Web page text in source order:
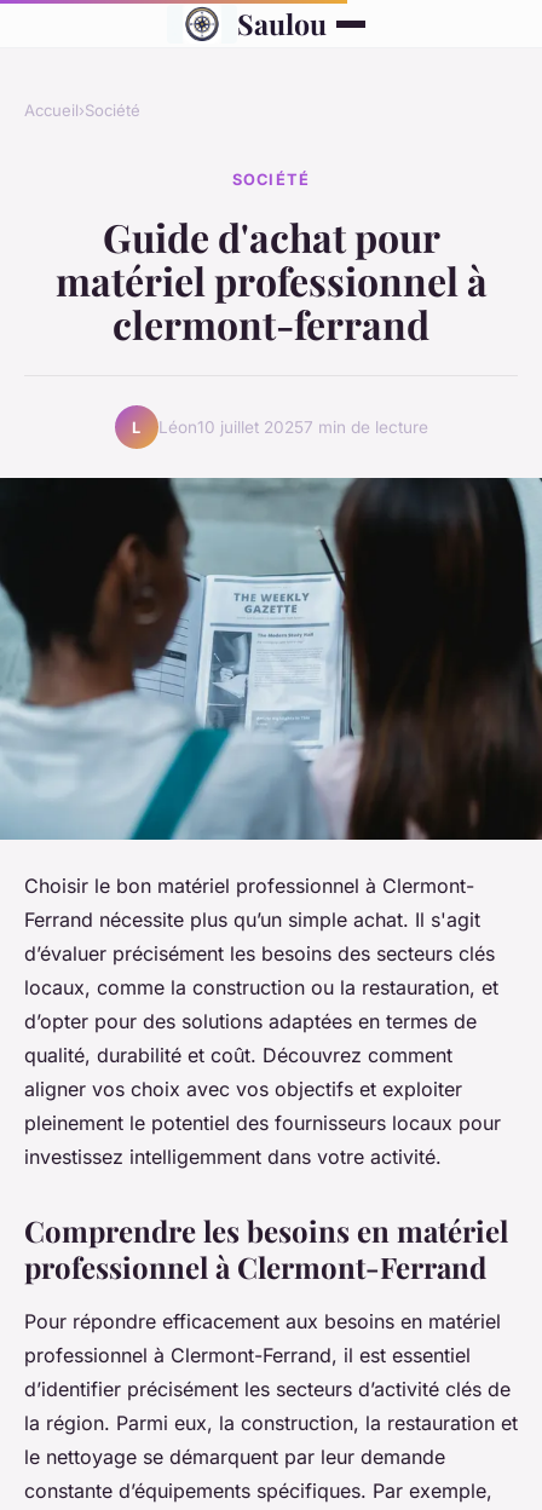
Saulou
Accueil›Société
SOCIÉTÉ
Guide d'achat pour
matériel professionnel à
clermont-ferrand
L Léon10 juillet 20257 min de lecture
Choisir le bon matériel professionnel à Clermont-
Ferrand nécessite plus qu’un simple achat. Il s'agit
d’évaluer précisément les besoins des secteurs clés
locaux, comme la construction ou la restauration, et
d’opter pour des solutions adaptées en termes de
qualité, durabilité et coût. Découvrez comment
aligner vos choix avec vos objectifs et exploiter
pleinement le potentiel des fournisseurs locaux pour
investissez intelligemment dans votre activité.
Comprendre les besoins en matériel
professionnel à Clermont-Ferrand
Pour répondre efficacement aux besoins en matériel
professionnel à Clermont-Ferrand, il est essentiel
d’identifier précisément les secteurs d’activité clés de
la région. Parmi eux, la construction, la restauration et
le nettoyage se démarquent par leur demande
constante d’équipements spécifiques. Par exemple,